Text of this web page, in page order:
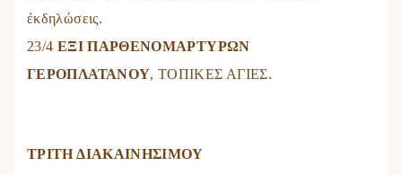
ἐκδηλώσεις.
23/4 ΕΞΙ ΠΑΡΘΕΝΟΜΑΡΤΥΡΩΝ
ΓΕΡΟΠΛΑΤΑΝΟΥ, ΤΟΠΙΚΕΣ ΑΓΙΕΣ.
ΤΡΙΤΗ ΔΙΑΚΑΙΝΗΣΙΜΟΥ